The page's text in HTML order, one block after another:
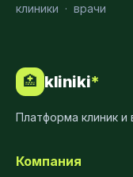
клиники · врачи
🏥 kliniki*
Платформа клиник и
Компания